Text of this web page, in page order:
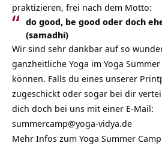
praktizieren, frei nach dem Motto:
do good, be good oder doch
(samadhi)
Wir sind sehr dankbar auf so
ganzheitliche Yoga im Yoga
können. Falls du eines unserer
zugeschickt oder sogar bei dir
dich doch bei uns mit einer E-Mail:
summercamp@yoga-vidya.de
Mehr Infos zum Yoga Summer